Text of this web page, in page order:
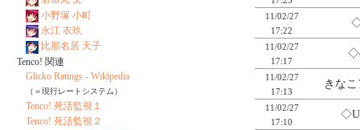
11/02/27
17:22
11/02/27
17:17
11/02/27
17:13
きな
11/02/27
17:10
小野塚 小町
永江 衣玖
比那名居 天子
Tenco! 関連
Glicko Ratings - Wikipedia
（＝現行レートシステム）
Tenco! 死活監視１
Tenco! 死活監視２